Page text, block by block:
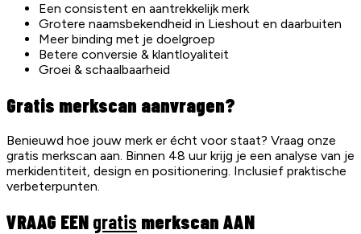
Een consistent en aantrekkelijk merk
Grotere naamsbekendheid in Lieshout en daarbuiten
Meer binding met je doelgroep
Betere conversie & klantloyaliteit
Groei & schaalbaarheid
Gratis merkscan aanvragen?
Benieuwd hoe jouw merk er écht voor staat? Vraag onze
gratis merkscan aan. Binnen 48 uur krijg je een analyse van je
merkidentiteit, design en positionering. Inclusief praktische
verbeterpunten.
VRAAG EEN gratis merkscan AAN